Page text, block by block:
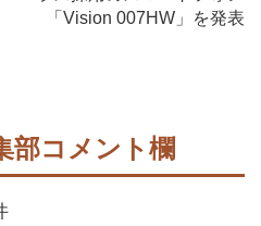
「Vision 007HW」を発表
部コメント欄